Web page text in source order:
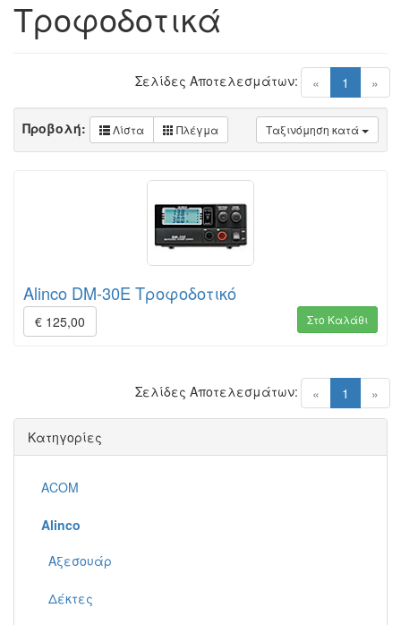
Τροφοδοτικά
« 1 (current)
»
Σελίδες Αποτελεσμάτων:
Ταξινόμηση κατά
Προβολή: Λίστα Πλέγμα
Alinco DM-30E Τροφοδοτικό
€ 125,00 Στο Καλάθι
« 1 (current)
»
Σελίδες Αποτελεσμάτων:
Κατηγορίες
ACOM
Alinco
Αξεσουάρ
Δέκτες